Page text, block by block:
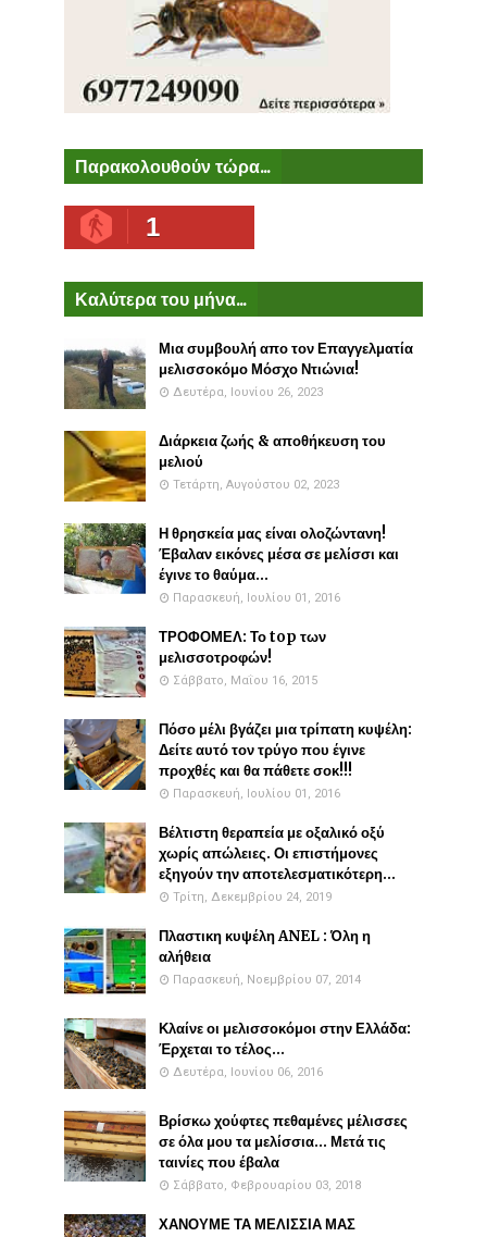
Παρακολουθούν τώρα...
1
Καλύτερα του μήνα...
Μια συμβουλή απο τον Επαγγελματία
μελισσοκόμο Μόσχο Ντιώνια!
Δευτέρα, Ιουνίου 26, 2023
Διάρκεια ζωής & αποθήκευση του
μελιού
Τετάρτη, Αυγούστου 02, 2023
Η θρησκεία μας είναι ολοζώντανη!
Έβαλαν εικόνες μέσα σε μελίσσι και
έγινε το θαύμα...
Παρασκευή, Ιουλίου 01, 2016
ΤΡΟΦΟΜΕΛ: Το top των
μελισσοτροφών!
Σάββατο, Μαΐου 16, 2015
Πόσο μέλι βγάζει μια τρίπατη κυψέλη:
Δείτε αυτό τον τρύγο που έγινε
προχθές και θα πάθετε σοκ!!!
Παρασκευή, Ιουλίου 01, 2016
Βέλτιστη θεραπεία με οξαλικό οξύ
χωρίς απώλειες. Οι επιστήμονες
εξηγούν την αποτελεσματικότερη...
Τρίτη, Δεκεμβρίου 24, 2019
Πλαστικη κυψέλη ANEL : Όλη η
αλήθεια
Παρασκευή, Νοεμβρίου 07, 2014
Κλαίνε οι μελισσοκόμοι στην Ελλάδα:
Έρχεται το τέλος...
Δευτέρα, Ιουνίου 06, 2016
Βρίσκω χούφτες πεθαμένες μέλισσες
σε όλα μου τα μελίσσια... Μετά τις
ταινίες που έβαλα
Σάββατο, Φεβρουαρίου 03, 2018
ΧΑΝΟΥΜΕ ΤΑ ΜΕΛΙΣΣΙΑ ΜΑΣ